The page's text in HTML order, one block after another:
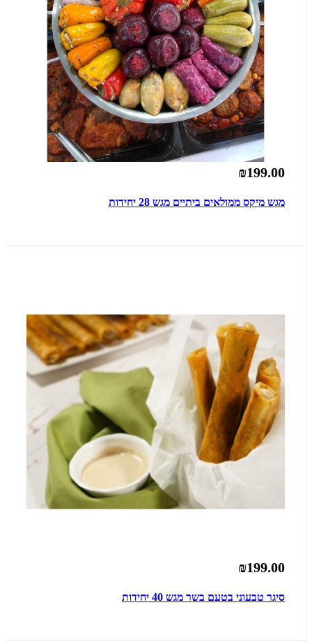
₪199.00
מגש מיקס ממולאים ביתיים מגש 28 יחידות
₪199.00
סיגר טבעוני בטעם בשר מגש 40 יחידות